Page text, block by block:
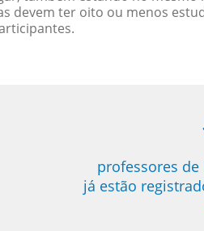
devem ter oito ou menos
professores
já estão